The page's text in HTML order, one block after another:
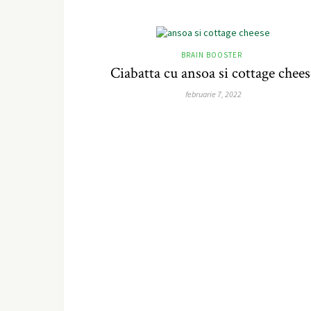
BRAIN BOOSTER
Ciabatta cu ansoa si cottage
februarie 7, 2022